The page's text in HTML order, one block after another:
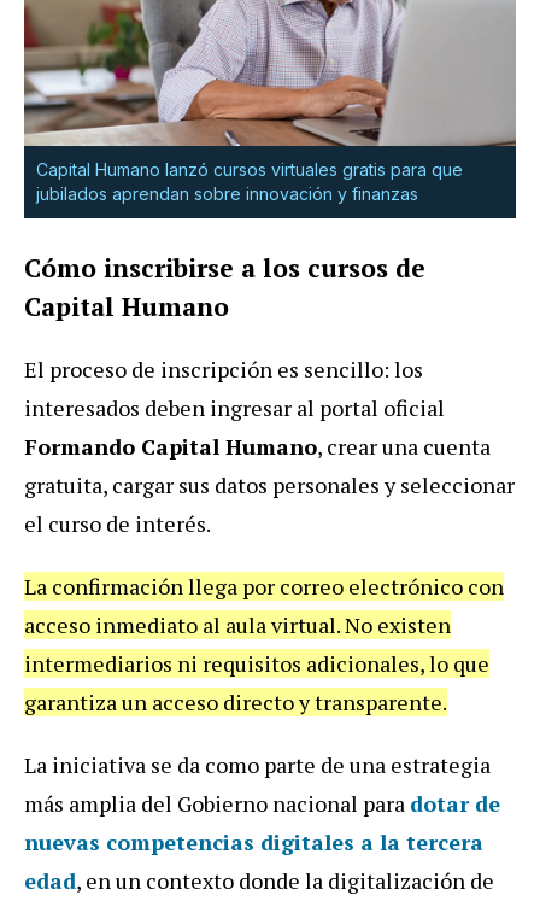
Capital Humano lanzó cursos virtuales gratis para que
jubilados aprendan sobre innovación y finanzas
Cómo inscribirse a los cursos de
Capital Humano
El proceso de inscripción es sencillo: los
interesados deben ingresar al portal oficial
Formando Capital Humano, crear una cuenta
gratuita, cargar sus datos personales y seleccionar
el curso de interés.
La confirmación llega por correo electrónico con
acceso inmediato al aula virtual. No existen
intermediarios ni requisitos adicionales, lo que
garantiza un acceso directo y transparente.
La iniciativa se da como parte de una estrategia
más amplia del Gobierno nacional para dotar de
nuevas competencias digitales a la tercera
edad, en un contexto donde la digitalización de